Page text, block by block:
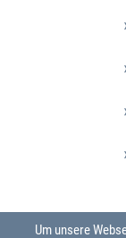
Um unsere